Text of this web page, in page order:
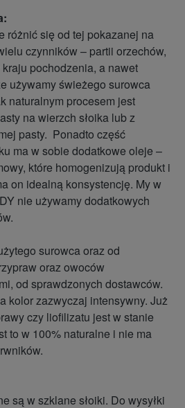
różnić się od tej pokazanej na
czynników – partii orzechów,
pochodzenia, a nawet
używamy świeżego surowca
naturalnym procesem jest
na wierzch słoika lub z
pasty. Ponadto część
ma w sobie dodatkowe oleje –
które homogenizują produkt i
on idealną konsystencję. My w
nie używamy dodatkowych
surowca oraz od
oraz owoców
od sprawdzonych dostawców.
kolor zazwyczaj intensywny. Już
czy liofilizatu jest w stanie
to w 100% naturalne i nie ma
są w szklane słoiki. Do wysyłki